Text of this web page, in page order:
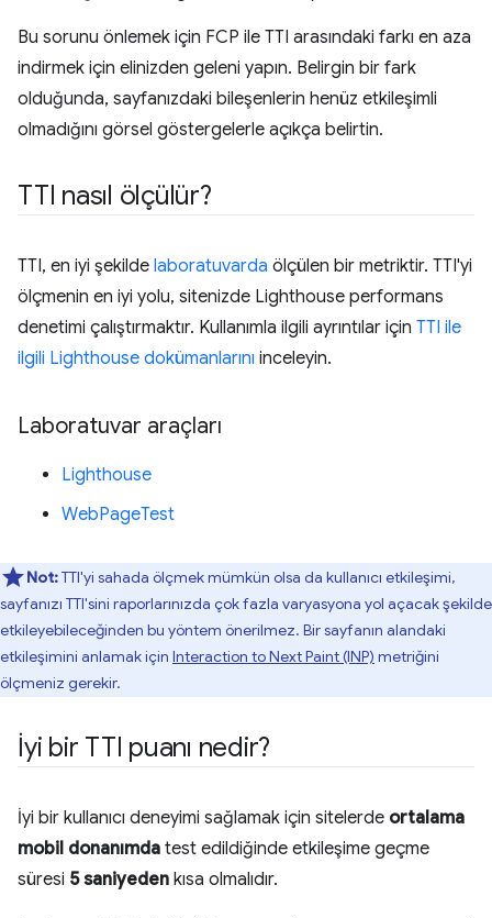
Bu sorunu önlemek için FCP ile TTI arasındaki farkı en aza
indirmek için elinizden geleni yapın. Belirgin bir fark
olduğunda, sayfanızdaki bileşenlerin henüz etkileşimli
olmadığını görsel göstergelerle açıkça belirtin.
TTI nasıl ölçülür?
TTI, en iyi şekilde laboratuvarda ölçülen bir metriktir. TTI'yi
ölçmenin en iyi yolu, sitenizde Lighthouse performans
denetimi çalıştırmaktır. Kullanımla ilgili ayrıntılar için TTI ile
ilgili Lighthouse dokümanlarını inceleyin.
Laboratuvar araçları
Lighthouse
WebPageTest
Not:TTI'yi sahada ölçmek mümkün olsa da kullanıcı etkileşimi,
sayfanızı TTI'sini raporlarınızda çok fazla varyasyona yol açacak şekilde
etkileyebileceğinden bu yöntem önerilmez. Bir sayfanın alandaki
etkileşimini anlamak için Interaction to Next Paint (INP) metriğini
ölçmeniz gerekir.
İyi bir TTI puanı nedir?
İyi bir kullanıcı deneyimi sağlamak için sitelerde ortalama
mobil donanımda test edildiğinde etkileşime geçme
süresi 5 saniyeden kısa olmalıdır.